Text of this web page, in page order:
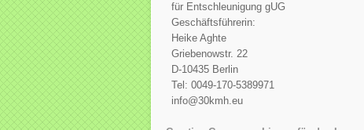
für Entschleunigung gUG
Geschäftsführerin:
Heike Aghte
Griebenowstr. 22
D-10435 Berlin
Tel: 0049-170-5389971
info@30kmh.eu